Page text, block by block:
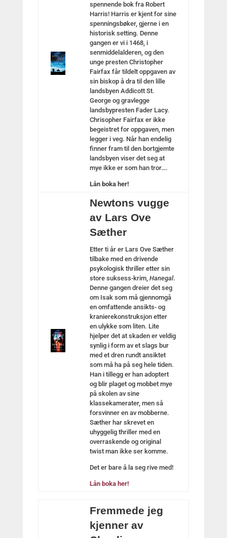
spennende bok fra Robert
Harris! Harris er kjent for sine
spenningsbøker, gjerne i en
historisk setting. Denne
gangen er vi i 1468, i
senmiddelalderen, og den
unge presten Christopher
Fairfax får tildelt oppgaven av
sin biskop å dra til den lille
landsbyen Addicott St.
George og gravlegge
landsbypresten Fader Lacy.
Chrisopher Fairfax er ikke
begeistret for oppgaven, men
legger i veg. Når han endelig
finner fram til den bortgjemte
landsbyen viser det seg at
mye ikke er som han tror….
Lån boka her!
Newtons vugge
av Lars Ove
Sæther
Etter ti år er Lars Ove Sæther
tilbake med en drivende
psykologisk thriller etter sin
store suksess-krim, Hanegal.
Denne gangen dreier det seg
om Isak som må gjennomgå
en omfattende ansikts- og
kranierekonstruksjon etter
en ulykke som liten. Lite
hjelper det at skaden er veldig
synlig i form av et slags bur
med et dren rundt ansiktet
som må ha på seg hele tiden.
Han i tillegg er han adoptert
og blir plaget og mobbet mye
på skolen av sine
klassekamerater, men så
forsvinner en av mobberne.
Sæther har skrevet en
uhyggelig thriller med en
overraskende og original
twist man ikke ser komme.
Det er bare å la seg rive med!
Lån boka her!
Fremmede jeg
kjenner av